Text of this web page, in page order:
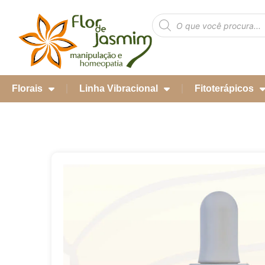
Florais Linha Vibracional Fitoterápicos